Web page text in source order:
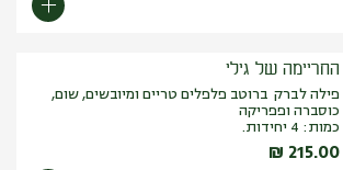
החריימה של גילי
פילה לברק ברוטב פלפלים טריים ומיובשים, שום,
כוסברה ופפריקה
כמות: 4 יחידות.
₪ 215.00